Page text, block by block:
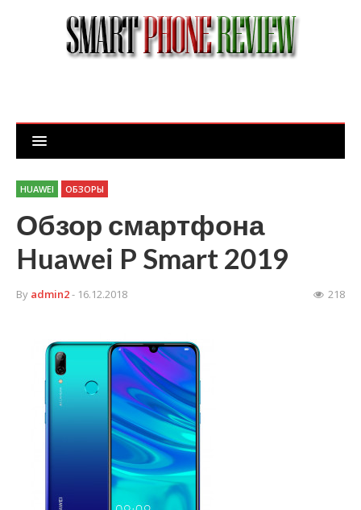
HUAWEI ОБЗОРЫ
Обзор смартфона
Huawei P Smart 2019
By admin2- 16.12.2018 218